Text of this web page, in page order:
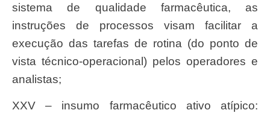
sistema de qualidade farmacêutica, as
instruções de processos visam facilitar a
execução das tarefas de rotina (do ponto de
vista técnico-operacional) pelos operadores e
analistas;
XXV – insumo farmacêutico ativo atípico: